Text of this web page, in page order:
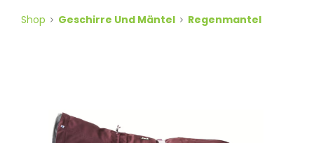
Shop Geschirre Und Mäntel Regenmantel